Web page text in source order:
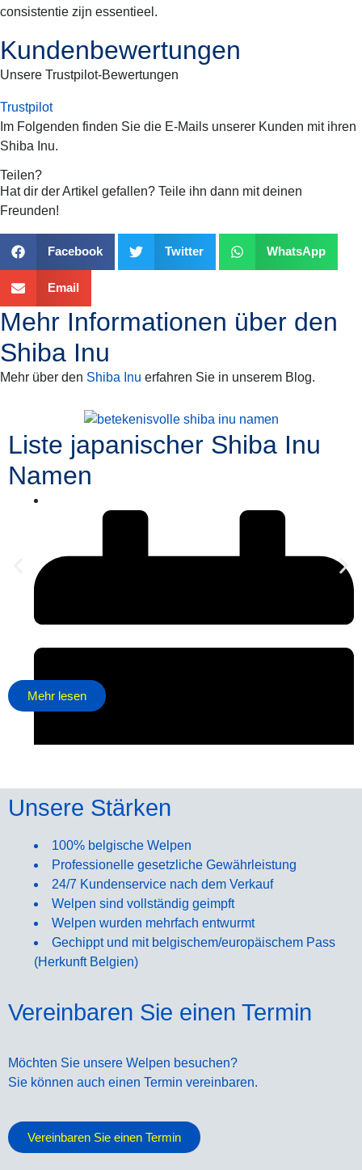
consistentie zijn essentieel.
Kundenbewertungen
Unsere Trustpilot-Bewertungen
Trustpilot
Im Folgenden finden Sie die E-Mails unserer Kunden mit ihren
Shiba Inu.
Teilen?
Hat dir der Artikel gefallen? Teile ihn dann mit deinen
Freunden!
Facebook Twitter WhatsApp
Email
Mehr Informationen über den
Shiba Inu
Mehr über den Shiba Inu erfahren Sie in unserem Blog.
Liste japanischer Shiba Inu
Namen
Oktober 25, 2025
Mehr lesen
Unsere Stärken
100% belgische Welpen
Professionelle gesetzliche Gewährleistung
24/7 Kundenservice nach dem Verkauf
Welpen sind vollständig geimpft
Welpen wurden mehrfach entwurmt
Gechippt und mit belgischem/europäischem Pass
(Herkunft Belgien)
Vereinbaren Sie einen Termin
Möchten Sie unsere Welpen besuchen?
Sie können auch einen Termin vereinbaren.
Vereinbaren Sie einen Termin